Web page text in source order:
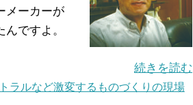
メーカーが
ですよ。
続きを読む
ラルなど激変するものづくりの現場